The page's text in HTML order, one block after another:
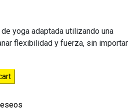
yoga adaptada utilizando una
flexibilidad y fuerza, sin importar